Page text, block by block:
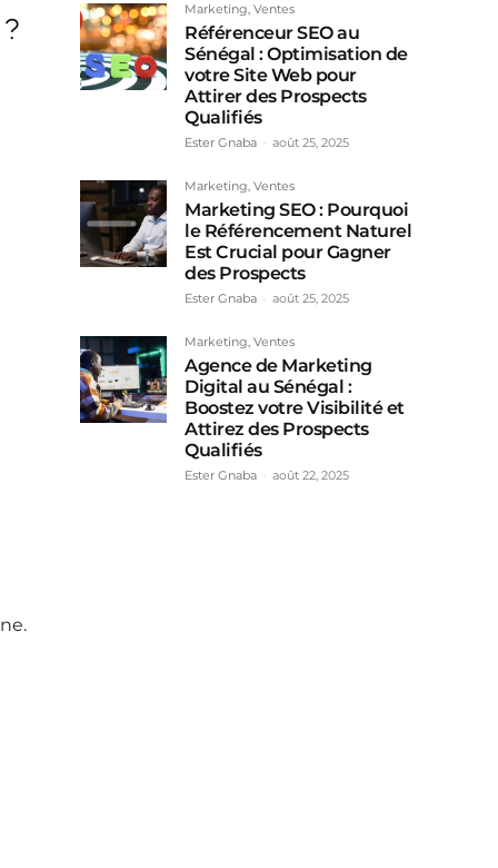
Marketing, Ventes
Référenceur SEO au
Sénégal : Optimisation de
votre Site Web pour
Attirer des Prospects
Qualifiés
Ester Gnaba août 25, 2025
Marketing, Ventes
Marketing SEO : Pourquoi
le Référencement Naturel
Est Crucial pour Gagner
des Prospects
Ester Gnaba août 25, 2025
Marketing, Ventes
Agence de Marketing
Digital au Sénégal :
Boostez votre Visibilité et
Attirez des Prospects
Qualifiés
Ester Gnaba août 22, 2025